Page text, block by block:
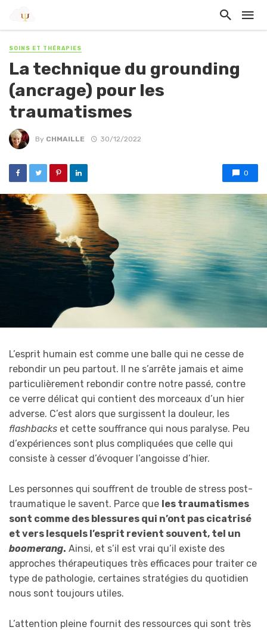
SOINS ET THÉRAPIES
La technique du grounding
(ancrage) pour les
traumatismes
By CHMAILLE 30/12/2022
0
L’esprit humain est comme une balle qui ne cesse de
rebondir un peu partout. Il ne s’arrête jamais et aime
particulièrement rebondir contre notre passé, contre
ce verre délicat qui contient des morceaux d’un hier
adverse. C’est alors que surgissent la douleur, les
flashbacks et cette souffrance qui nous paralyse. Peu
d’expériences sont plus compliquées que celle qui
consiste à cesser d’évoquer l’angoisse d’hier.
Les personnes qui souffrent de trouble de stress post-
traumatique le savent. Parce que les traumatismes
sont comme des blessures qui n’ont pas cicatrisé
et vers lesquels l’esprit revient souvent, tel un
boomerang. Ainsi, et s’il est vrai qu’il existe des
approches thérapeutiques très efficaces pour traiter ce
type de pathologie, certaines stratégies du quotidien
nous sont toujours utiles.
L’attention pleine fournit des ressources qui sont très